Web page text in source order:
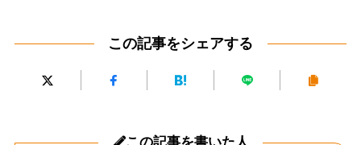
この記事をシェアする